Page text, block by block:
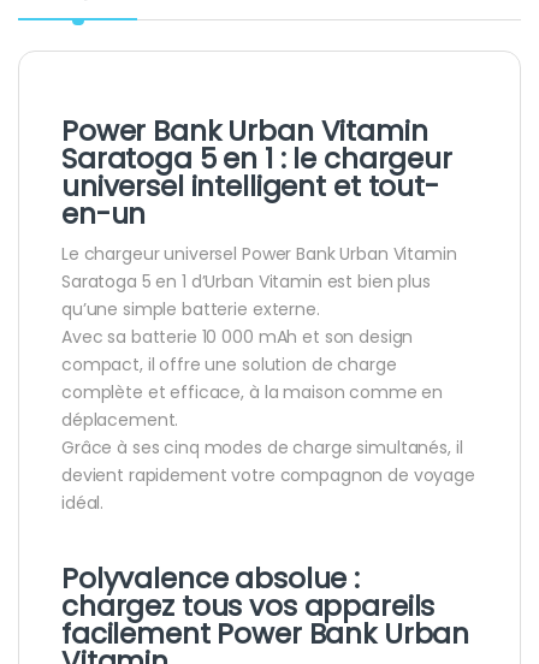
Power Bank Urban Vitamin
Saratoga 5 en 1 : le chargeur
universel intelligent et tout-
en-un
Le chargeur universel Power Bank Urban Vitamin
Saratoga 5 en 1 d’Urban Vitamin est bien plus
qu’une simple batterie externe.
Avec sa batterie 10 000 mAh et son design
compact, il offre une solution de charge
complète et efficace, à la maison comme en
déplacement.
Grâce à ses cinq modes de charge simultanés, il
devient rapidement votre compagnon de voyage
idéal.
Polyvalence absolue :
chargez tous vos appareils
facilement Power Bank Urban